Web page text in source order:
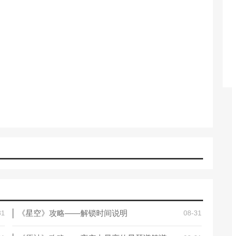
《星空》攻略——解锁时间说明 08-31